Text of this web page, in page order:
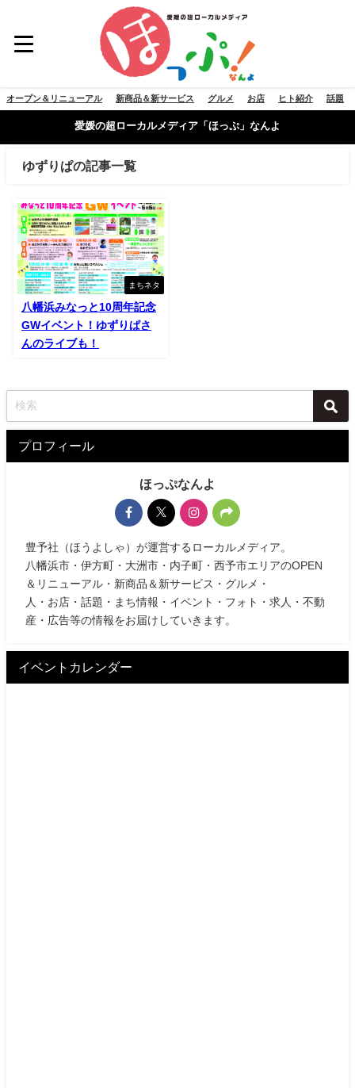
オープン＆リニューアル 新商品＆新サービス グルメ お店 ヒト紹介 話題
愛媛の超ローカルメディア「ほっぷ」なんよ
ゆずりぱの記事一覧
まちネタ
八幡浜みなっと10周年記念
GWイベント！ゆずりぱさ
んのライブも！
プロフィール
ほっぷなんよ
豊予社（ほうよしゃ）が運営するローカルメディア。
八幡浜市・伊方町・大洲市・内子町・西予市エリアのOPEN
＆リニューアル・新商品＆新サービス・グルメ・
人・お店・話題・まち情報・イベント・フォト・求人・不動
産・広告等の情報をお届けしていきます。
イベントカレンダー